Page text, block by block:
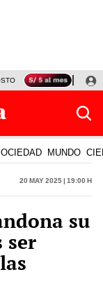
TINKA RESULTADOS
MUNDO
20 May 2025 | 19:00 h
su
ser